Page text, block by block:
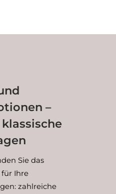
–
Sie das
Ihre
zahlreiche